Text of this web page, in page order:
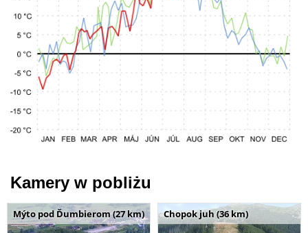
Kamery w pobliżu
Mýto pod Ďumbierom (27 km) Chopok juh (36 km)